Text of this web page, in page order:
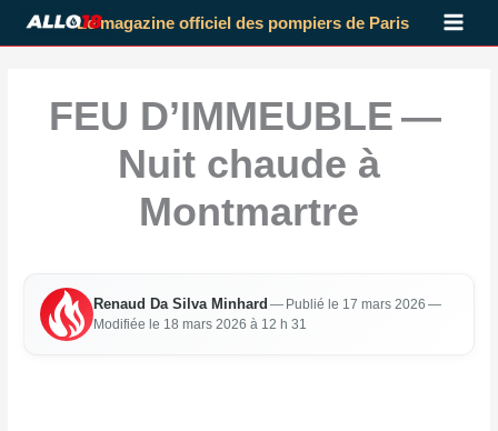
Le magazine officiel des pompiers de Paris
FEU D’IMMEUBLE —
Nuit chaude à
Montmartre
Renaud Da Sil­va Min­hard — Publié le 17 mars 2026 —
Modi­fiée le 18 mars 2026 à 12 h 31